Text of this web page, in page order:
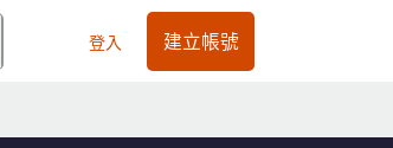
登入 建立帳號